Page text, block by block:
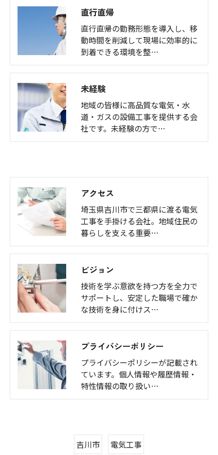
直行直帰
直行直帰の勤務形態を導入し、移
動時間を削減して現場に効率的に
到着できる環境を整…
未経験
地域の皆様に高品質な電気・水
道・ガスの設備工事を提供する会
社です。未経験の方で…
アクセス
埼玉県吉川市で三都県に渡る電気
工事を手掛ける会社。地域住民の
暮らしを支える重要…
ビジョン
技術を学ぶ意欲を持つ方を全力で
サポートし、安定した職場で確か
な技術を身に付けス…
プライバシーポリシー
プライバシーポリシーが記載され
ています。個人情報や履歴情報・
特性情報の取り扱い…
吉川市 電気工事